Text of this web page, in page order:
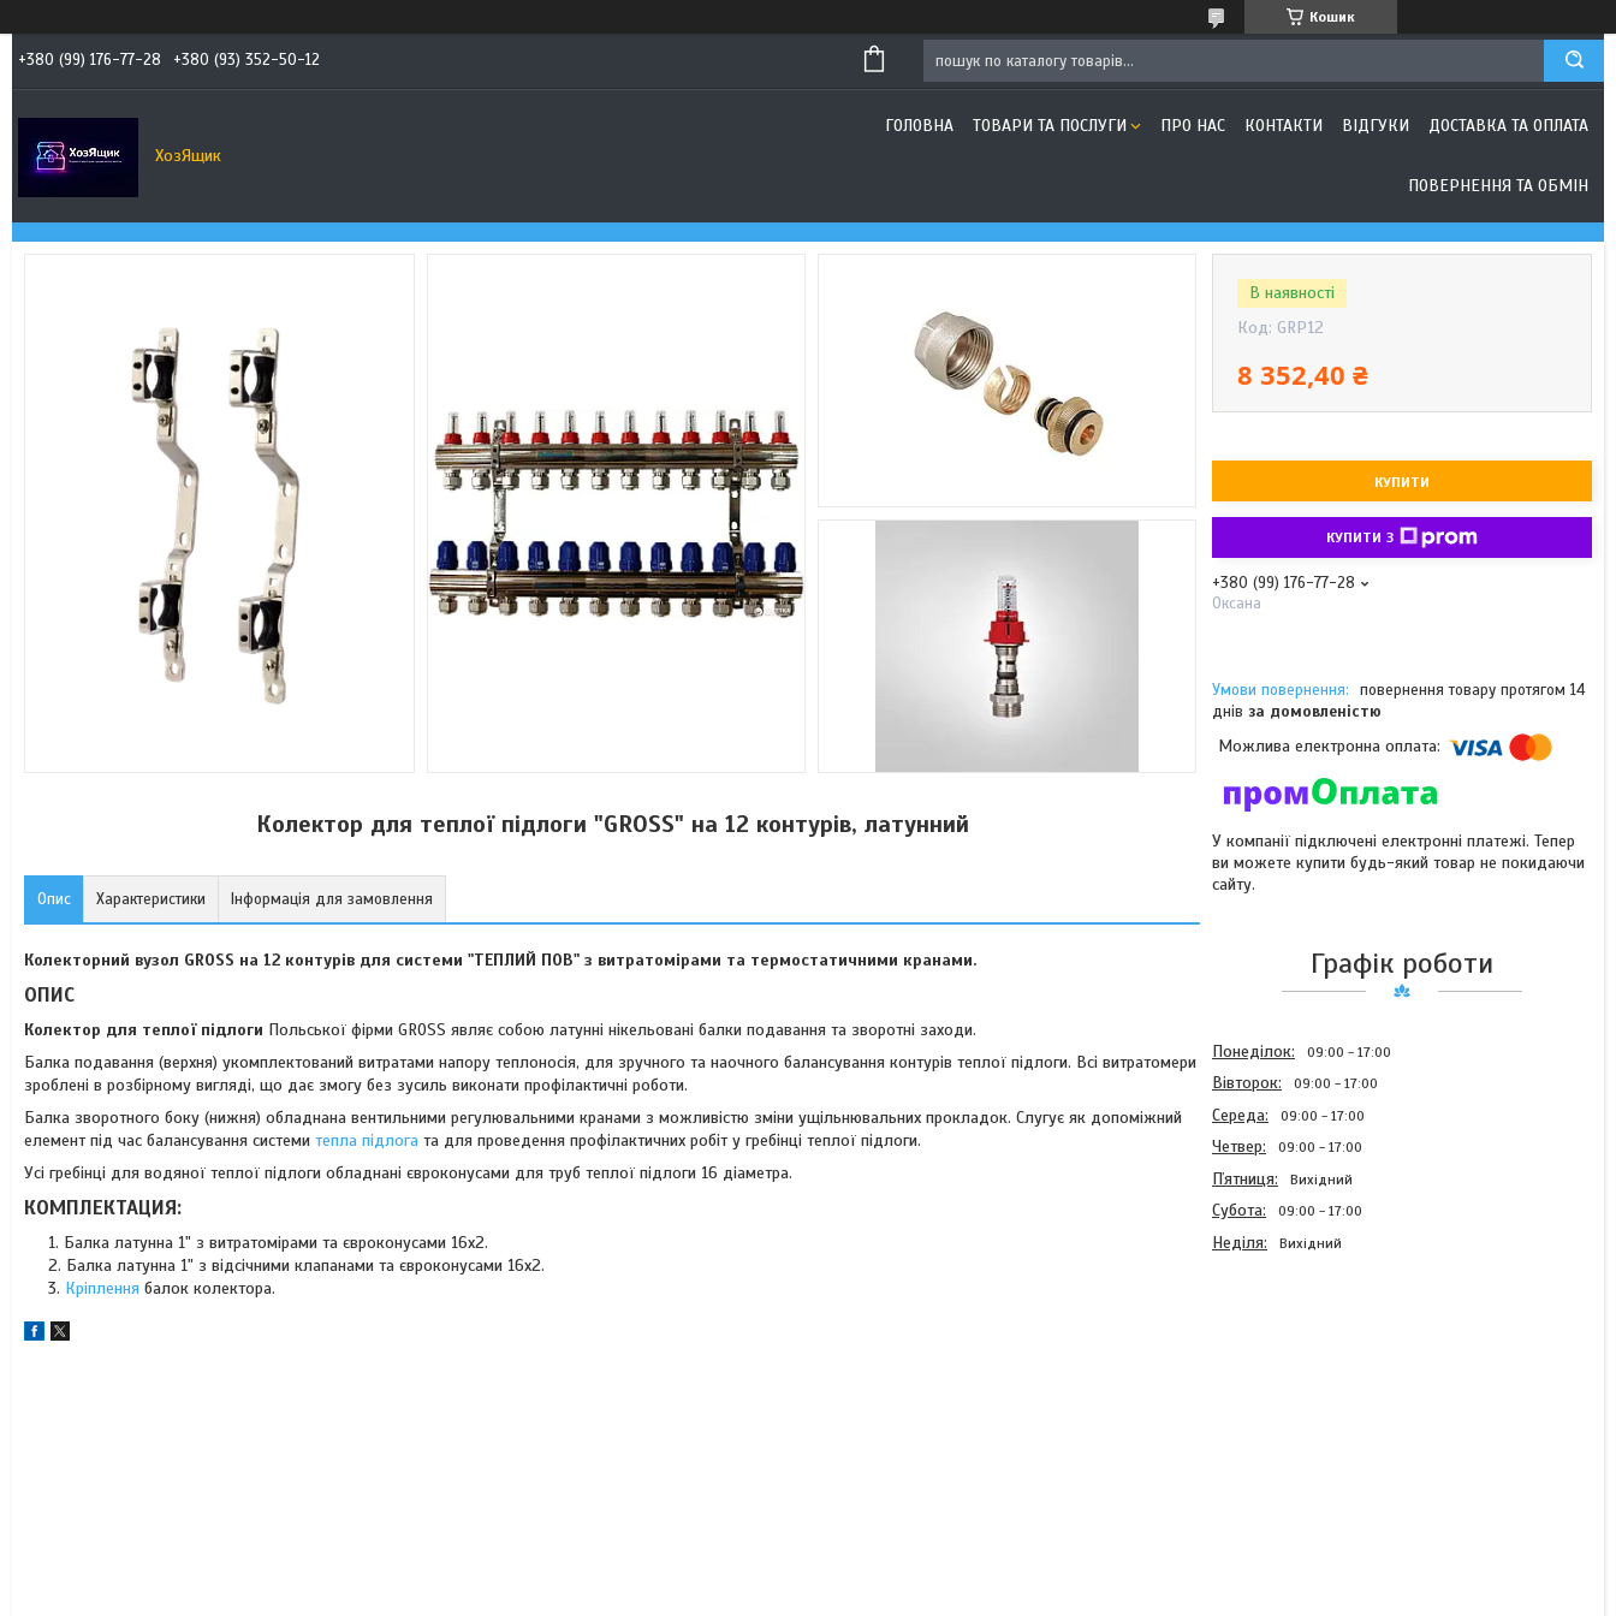
Кошик
+380 (99) 176-77-28 +380 (93) 352-50-12
ХозЯщик
ГОЛОВНА ТОВАРИ ТА ПОСЛУГИ ПРО НАС КОНТАКТИ ВІДГУКИ ДОСТАВКА ТА ОПЛАТА
ПОВЕРНЕННЯ ТА ОБМІН
Колектор для теплої підлоги "GROSS" на 12 контурів, латунний
Опис Характеристики Інформація для замовлення
Колекторний вузол GROSS на 12 контурів для системи "ТЕПЛИЙ ПОВ" з витратомірами та термостатичними кранами.
ОПИС
Колектор для теплої підлоги Польської фірми GROSS являє собою латунні нікельовані балки подавання та зворотні заходи.
Балка подавання (верхня) укомплектований витратами напору теплоносія, для зручного та наочного балансування контурів теплої підлоги. Всі витратомери
зроблені в розбірному вигляді, що дає змогу без зусиль виконати профілактичні роботи.
Балка зворотного боку (нижня) обладнана вентильними регулювальними кранами з можливістю зміни ущільнювальних прокладок. Слугує як допоміжний
елемент під час балансування системи тепла підлога та для проведення профілактичних робіт у гребінці теплої підлоги.
Усі гребінці для водяної теплої підлоги обладнані євроконусами для труб теплої підлоги 16 діаметра.
КОМПЛЕКТАЦИЯ:
Балка латунна 1" з витратомірами та євроконусами 16х2.
Балка латунна 1" з відсічними клапанами та євроконусами 16х2.
Кріплення балок колектора.
В наявності
Код: GRP12
8 352,40 ₴
КУПИТИ
КУПИТИ З
+380 (99) 176-77-28
Оксана
повернення товару протягом 14
днів за домовленістю
У компанії підключені електронні платежі. Тепер
ви можете купити будь-який товар не покидаючи
сайту.
Графік роботи
Понеділок 09:00 17:00
Вівторок 09:00 17:00
Середа 09:00 17:00
Четвер 09:00 17:00
Пʼятниця Вихідний
Субота 09:00 17:00
Неділя Вихідний